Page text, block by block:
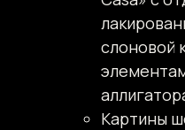
слоновой
Картины